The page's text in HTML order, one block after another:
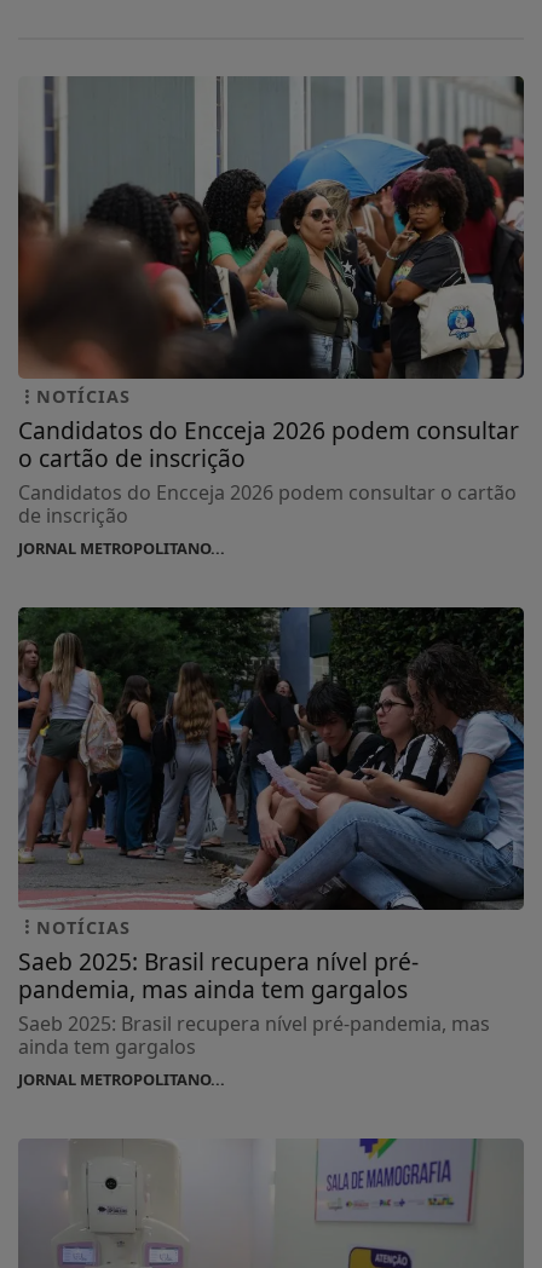
NOTÍCIAS
Candidatos do Encceja 2026 podem consultar
o cartão de inscrição
Candidatos do Encceja 2026 podem consultar o cartão
de inscrição
JORNAL METROPOLITANO...
NOTÍCIAS
Saeb 2025: Brasil recupera nível pré-
pandemia, mas ainda tem gargalos
Saeb 2025: Brasil recupera nível pré-pandemia, mas
ainda tem gargalos
JORNAL METROPOLITANO...